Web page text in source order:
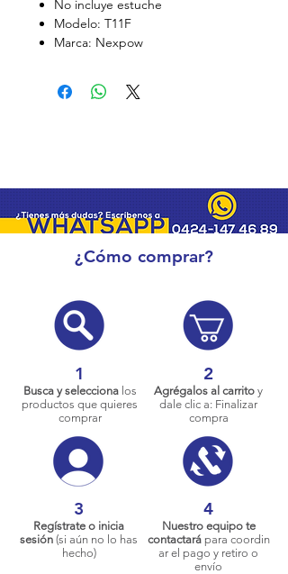
No incluye estuche
Modelo: T11F
Marca: Nexpow
¿Cómo comprar?
1
Busca y seleccionalos
productos que quieres
comprar
2
Agrégalos al carrito y
dale clic a: Finalizar
compra
3
Regístrate o inicia
sesión (si aún no lo has
hecho)
4
Nuestro equipo te
contactarápara coordin
ar el pago y retiro o
envío